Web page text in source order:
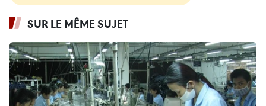
SUR LE MÊME SUJET